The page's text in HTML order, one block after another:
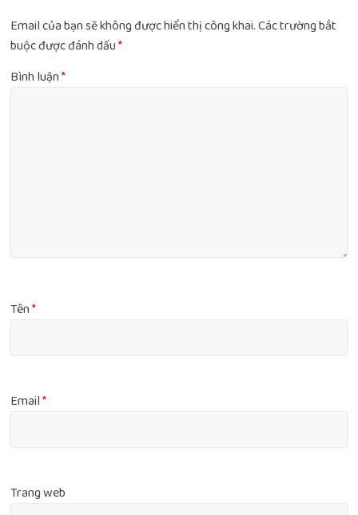
Email của bạn sẽ không được hiển thị công khai.Các trường bắt
buộc được đánh dấu*
Bình luận*
Tên*
Email*
Trang web